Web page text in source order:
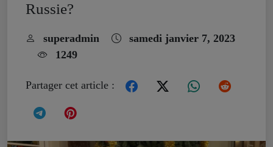
Russie?
superadmin
samedi janvier 7, 2023
1249
Partager cet article :